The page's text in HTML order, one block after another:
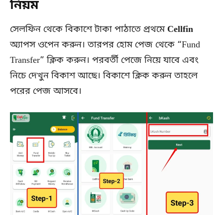
নিয়ম
সেলফিন থেকে বিকাশে টাকা পাঠাতে প্রথমে Cellfin
অ্যাপস ওপেন করুন। তারপর হোম পেজ থেকে “Fund
Transfer” ক্লিক করুন। পরবর্তী পেজে নিয়ে যাবে এবং
নিচে দেখুন বিকাশ আছে। বিকাশে ক্লিক করুন তাহলে
পরের পেজ আসবে।